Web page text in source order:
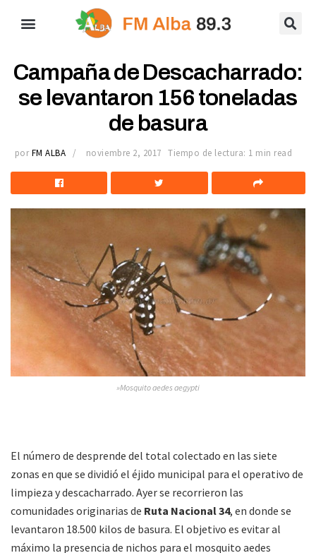
Campaña de Descacharrado:
se levantaron 156 toneladas
de basura
por FM ALBA noviembre 2, 2017 Tiempo de lectura: 1 min read
»Mosquito aedes aegypti
El número de desprende del total colectado en las siete
zonas en que se dividió el éjido municipal para el operativo de
limpieza y descacharrado. Ayer se recorrieron las
comunidades originarias de Ruta Nacional 34, en donde se
levantaron 18.500 kilos de basura. El objetivo es evitar al
máximo la presencia de nichos para el mosquito aedes